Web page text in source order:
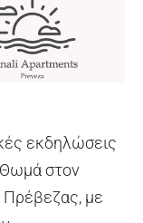
εκδηλώσεις
Θωμά στον
Πρέβεζας, με